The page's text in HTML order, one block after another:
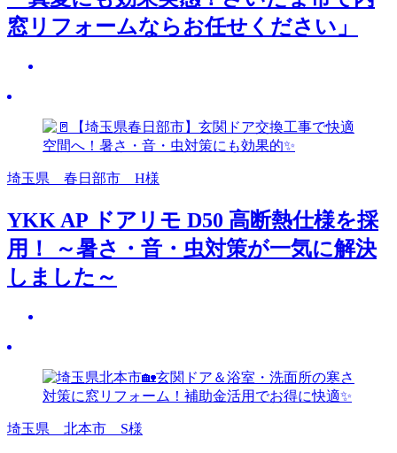
窓リフォームならお任せください」
埼玉県 春日部市 H様
YKK AP ドアリモ D50 高断熱仕様を採
用！ ～暑さ・音・虫対策が一気に解決
しました～
埼玉県 北本市 S様